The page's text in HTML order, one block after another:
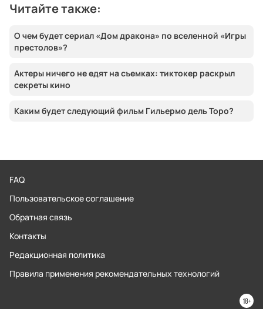
Читайте также:
О чем будет сериал «Дом дракона» по вселенной «Игры
престолов»?
Актеры ничего не едят на съемках: тиктокер раскрыл
секреты кино
Каким будет следующий фильм Гильермо дель Торо?
FAQ
Пользовательское соглашение
Обратная связь
Контакты
Редакционная политика
Правила применения рекомендательных технологий